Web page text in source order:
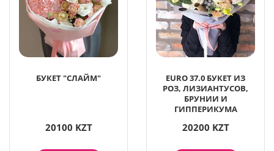
БУКЕТ "СЛАЙМ"
20100 KZT
EURO 37.0 БУКЕТ ИЗ
РОЗ, ЛИЗИАНТУСОВ,
БРУНИИ И
ГИППЕРИКУМА
20200 KZT